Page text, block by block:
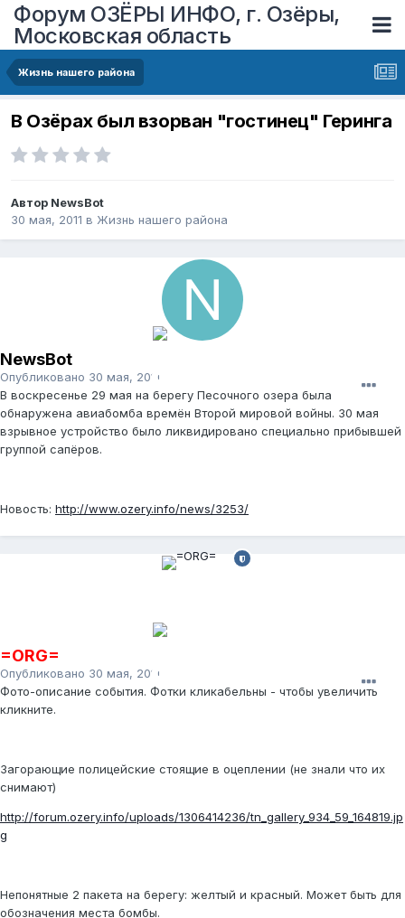
Форум ОЗЁРЫ ИНФО, г. Озёры,
Московская область
Жизнь нашего района
В Озёрах был взорван "гостинец" Геринга
Автор NewsBot
30 мая, 2011 в Жизнь нашего района
NewsBot
Опубликовано 30 мая, 2011
В воскресенье 29 мая на берегу Песочного озера была
обнаружена авиабомба времён Второй мировой войны. 30 мая
взрывное устройство было ликвидировано специально прибывшей
группой сапёров.
Новость: http://www.ozery.info/news/3253/
=ORG=
Опубликовано 30 мая, 2011
Фото-описание события. Фотки кликабельны - чтобы увеличить
кликните.
Загорающие полицейские стоящие в оцеплении (не знали что их
снимают)
http://forum.ozery.info/uploads/1306414236/tn_gallery_934_59_164819.jp
g
Непонятные 2 пакета на берегу: желтый и красный. Может быть для
обозначения места бомбы.